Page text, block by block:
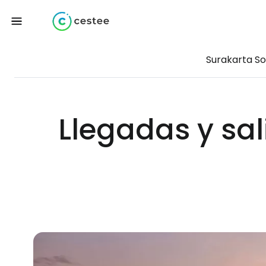
Surakarta
Llegadas y